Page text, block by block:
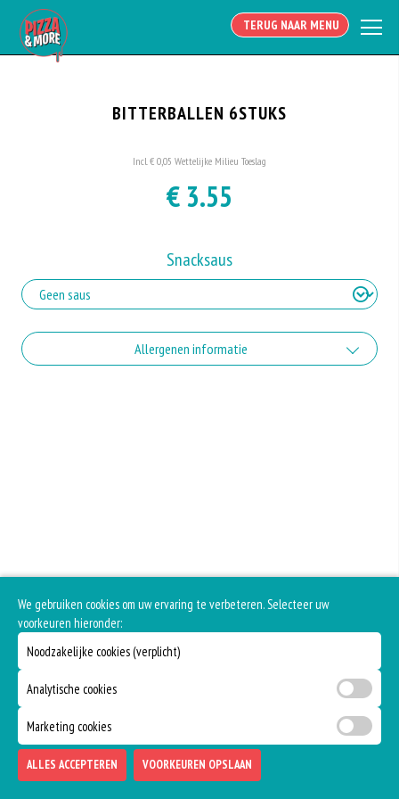
TERUG NAAR MENU
BITTERBALLEN 6STUKS
Incl. € 0,05 Wettelijke Milieu Toeslag
€ 3.55
Snacksaus
Allergenen informatie
We gebruiken cookies om uw ervaring te verbeteren. Selecteer uw
voorkeuren hieronder:
Noodzakelijke cookies (verplicht)
Analytische cookies
Marketing cookies
ALLES ACCEPTEREN VOORKEUREN OPSLAAN